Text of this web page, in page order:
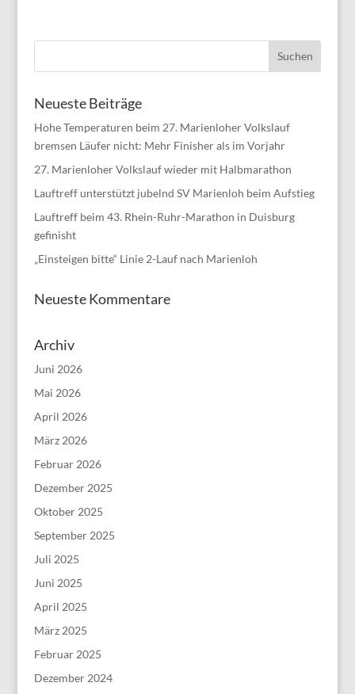
Neueste Beiträge
Hohe Temperaturen beim 27. Marienloher Volkslauf
bremsen Läufer nicht: Mehr Finisher als im Vorjahr
27. Marienloher Volkslauf wieder mit Halbmarathon
Lauftreff unterstützt jubelnd SV Marienloh beim Aufstieg
Lauftreff beim 43. Rhein-Ruhr-Marathon in Duisburg
gefinisht
„Einsteigen bitte“ Linie 2-Lauf nach Marienloh
Neueste Kommentare
Archiv
Juni 2026
Mai 2026
April 2026
März 2026
Februar 2026
Dezember 2025
Oktober 2025
September 2025
Juli 2025
Juni 2025
April 2025
März 2025
Februar 2025
Dezember 2024